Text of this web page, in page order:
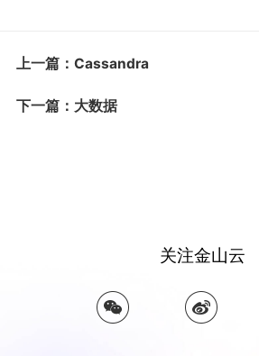
上一篇：Cassandra
下一篇：大数据
关注金山云